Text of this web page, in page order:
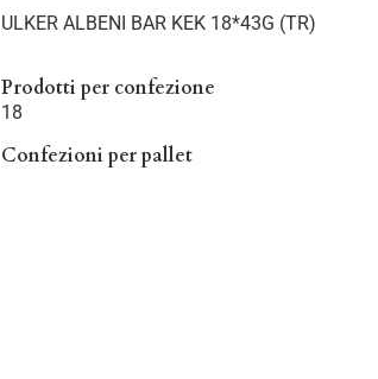
ULKER ALBENI BAR KEK 18*43G (TR)
Prodotti per confezione
18
Confezioni per pallet